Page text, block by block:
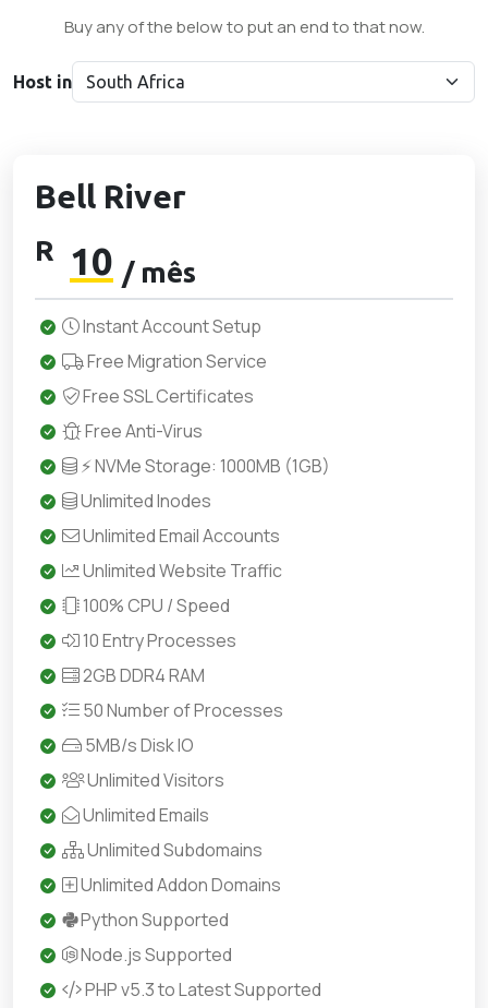
Buy any of the below to put an end to that now.
Host in
Bell River
R 10 / mês
Instant Account Setup
Free Migration Service
Free SSL Certificates
Free Anti-Virus
⚡ NVMe Storage: 1000MB (1GB)
Unlimited Inodes
Unlimited Email Accounts
Unlimited Website Traffic
100% CPU / Speed
10 Entry Processes
2GB DDR4 RAM
50 Number of Processes
5MB/s Disk IO
Unlimited Visitors
Unlimited Emails
Unlimited Subdomains
Unlimited Addon Domains
Python Supported
Node.js Supported
PHP v5.3 to Latest Supported